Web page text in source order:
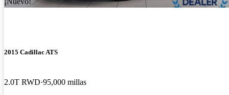
2015 Cadillac ATS
2.0T RWD 95,000 millas